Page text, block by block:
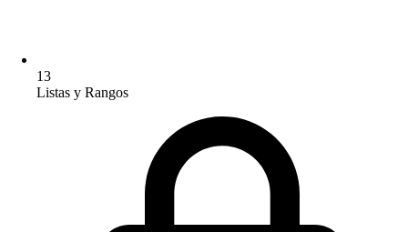
13
Listas y Rangos